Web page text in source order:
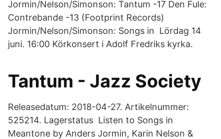
Jormin/Nelson/Simonson: Tantum -17 Den Fule:
Contrebande -13 (Footprint Records)
Jormin/Nelson/Simonson: Songs in Lördag 14
juni. 16:00 Körkonsert i Adolf Fredriks kyrka.
Tantum - Jazz Society
Releasedatum: 2018-04-27. Artikelnummer:
525214. Lagerstatus Listen to Songs in
Meantone by Anders Jormin, Karin Nelson &